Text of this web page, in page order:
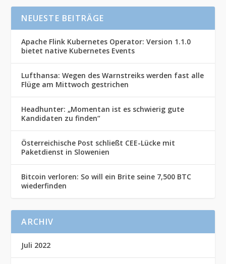
NEUESTE BEITRÄGE
Apache Flink Kubernetes Operator: Version 1.1.0
bietet native Kubernetes Events
Lufthansa: Wegen des Warnstreiks werden fast alle
Flüge am Mittwoch gestrichen
Headhunter: „Momentan ist es schwierig gute
Kandidaten zu finden“
Österreichische Post schließt CEE-Lücke mit
Paketdienst in Slowenien
Bitcoin verloren: So will ein Brite seine 7,500 BTC
wiederfinden
ARCHIV
Juli 2022